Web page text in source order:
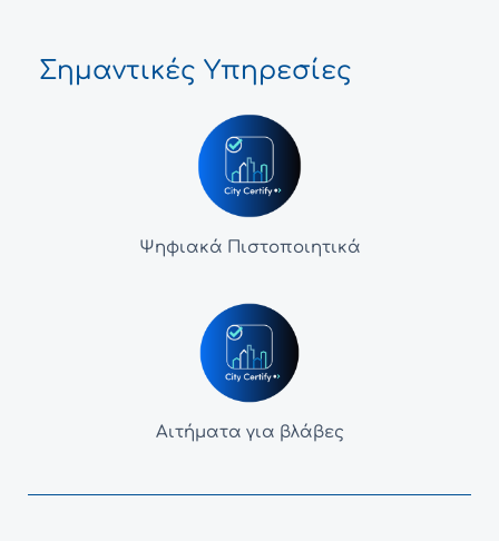
Σημαντικές Υπηρεσίες
Ψηφιακά Πιστοποιητικά
Αιτήματα για βλάβες